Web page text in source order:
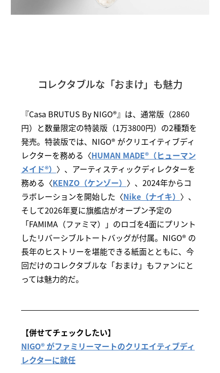
コレクタブルな「おまけ」も魅力
『Casa BRUTUS By NIGO®』は、通常版（2860
円）と数量限定の特装版（1万3800円）の2種類を
発売。特装版では、NIGO® がクリエイティブディ
レクターを務める〈HUMAN MADE®（ヒューマン
メイド®） 〉、アーティスティックディレクターを
務める〈KENZO（ケンゾー） 〉、2024年からコ
ラボレーションを開始した〈Nike（ナイキ） 〉、
そして2026年夏に旗艦店がオープン予定の
「FAMIMA（ファミマ）」のロゴを4面にプリント
したリバーシブルトートバッグが付属。NIGO® の
長年のヒストリーを堪能できる紙面とともに、今
回だけのコレクタブルな「おまけ」もファンにと
っては魅力的だ。
【併せてチェックしたい】
NIGO® がファミリーマートのクリエイティブディ
レクターに就任